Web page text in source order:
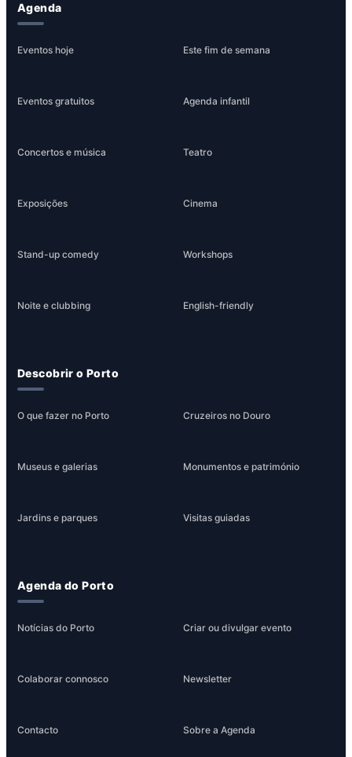
Agenda
Eventos hoje Este fim de semana
Eventos gratuitos Agenda infantil
Concertos e música Teatro
Exposições Cinema
Stand-up comedy Workshops
Noite e clubbing English-friendly
Descobrir o Porto
O que fazer no Porto Cruzeiros no Douro
Museus e galerias Monumentos e património
Jardins e parques Visitas guiadas
Agenda do Porto
Notícias do Porto Criar ou divulgar evento
Colaborar connosco Newsletter
Contacto Sobre a Agenda